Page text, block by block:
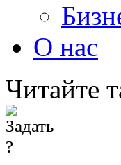
О нас
Читайте